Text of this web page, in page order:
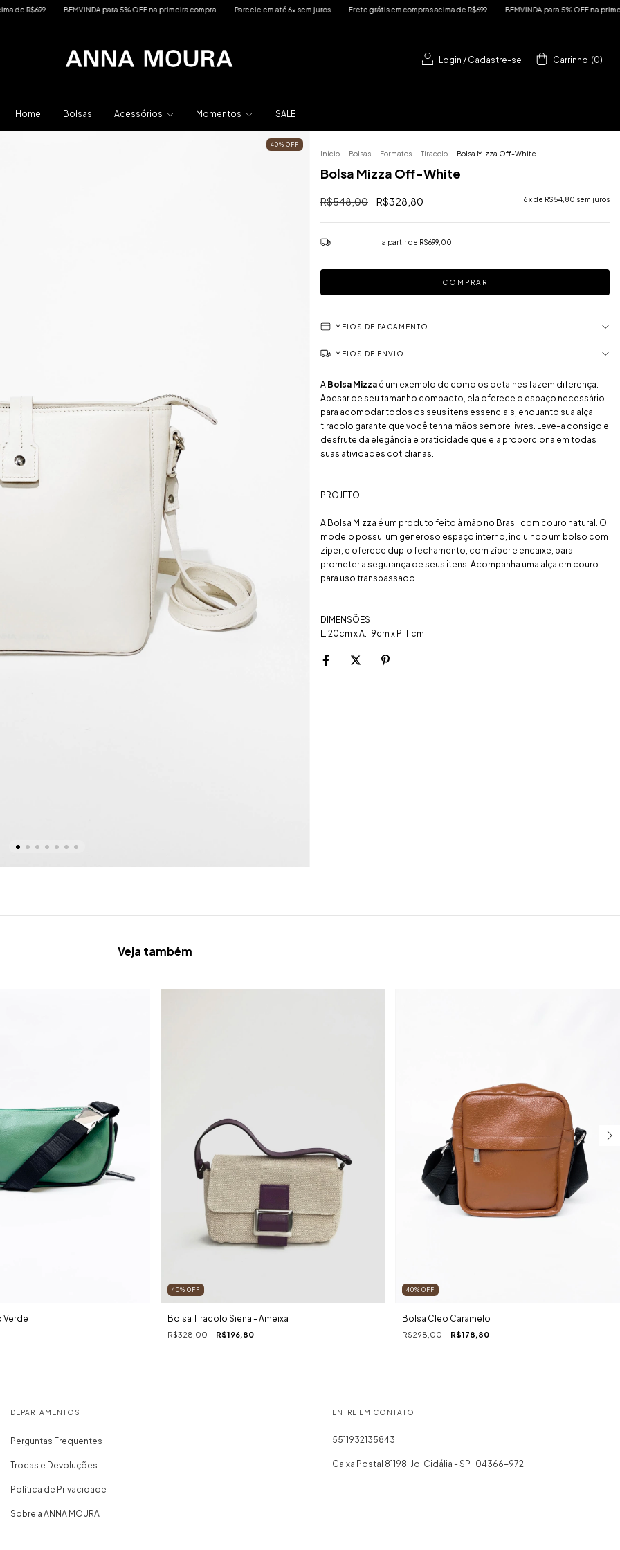
BEMVINDA para 5% OFF na primeira compra Parcele em até 6x sem juros Frete grátis em compras acima de R$699 BEMVINDA para 5% OFF na primeira compra
Login / Cadastre-se Carrinho (0)
Home Bolsas Acessórios Momentos SALE
40% OFF
Início Bolsas Formatos Tiracolo Bolsa Mizza Off-White
Bolsa Mizza Off-White
R$548,00 R$328,80 6x de R$54,80 sem juros
a partir de R$699,00
MEIOS DE PAGAMENTO
MEIOS DE ENVIO
A Bolsa Mizza é um exemplo de como os detalhes fazem diferença.
Apesar de seu tamanho compacto, ela oferece o espaço necessário
para acomodar todos os seus itens essenciais, enquanto sua alça
tiracolo garante que você tenha mãos sempre livres. Leve-a consigo e
desfrute da elegância e praticidade que ela proporciona em todas
suas atividades cotidianas.
PROJETO
A Bolsa Mizza é um produto feito à mão no Brasil com couro natural. O
modelo possui um generoso espaço interno, incluindo um bolso com
zíper, e oferece duplo fechamento, com zíper e encaixe, para
prometer a segurança de seus itens. Acompanha uma alça em couro
para uso transpassado.
DIMENSÕES
L: 20cm x A: 19cm x P: 11cm
Veja também
Verde
40% OFF
Bolsa Tiracolo Siena - Ameixa
R$328,00 R$196,80
40%OFF
Bolsa Cleo Caramelo
R$298,00 R$178,80
DEPARTAMENTOS
Perguntas Frequentes
Trocas e Devoluções
Política de Privacidade
Sobre a ANNA MOURA
ENTRE EM CONTATO
5511932135843
Caixa Postal 81198, Jd. Cidália - SP | 04366-972